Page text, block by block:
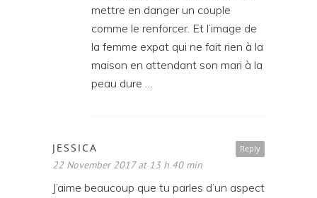
mettre en danger un couple
comme le renforcer. Et l’image de
la femme expat qui ne fait rien à la
maison en attendant son mari à la
peau dure …
Reply
JESSICA
22 November 2017 at 13 h 40 min
J’aime beaucoup que tu parles d’un aspect